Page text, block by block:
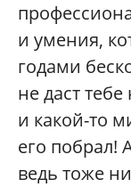
и умения,
годами
не даст
и какой-то
его побрал!
ведь тоже